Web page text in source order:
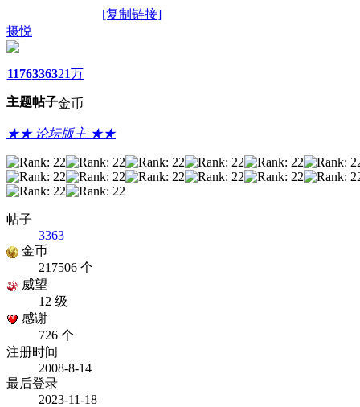
[复制链接]
摄悦
1176
主题
3363
帖子
21万
金币
★★ 论坛版主 ★★
帖子
3363
金币
217506 个
威望
12 级
感谢
726 个
注册时间
2008-8-14
最后登录
2023-11-18